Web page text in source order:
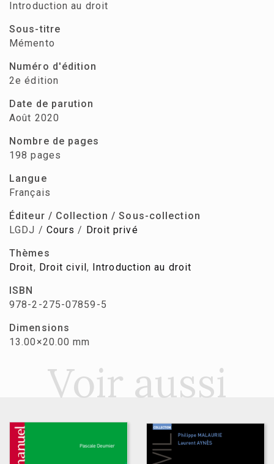
Introduction au droit
Sous-titre
Mémento
Numéro d'édition
2e édition
Date de parution
Août 2020
Nombre de pages
198 pages
Langue
Français
Éditeur / Collection / Sous-collection
LGDJ / Cours / Droit privé
Thèmes
Droit, Droit civil ,
Introduction au droit
ISBN
978-2-275-07859-5
Dimensions
13.00×20.00 mm
Voir aussi